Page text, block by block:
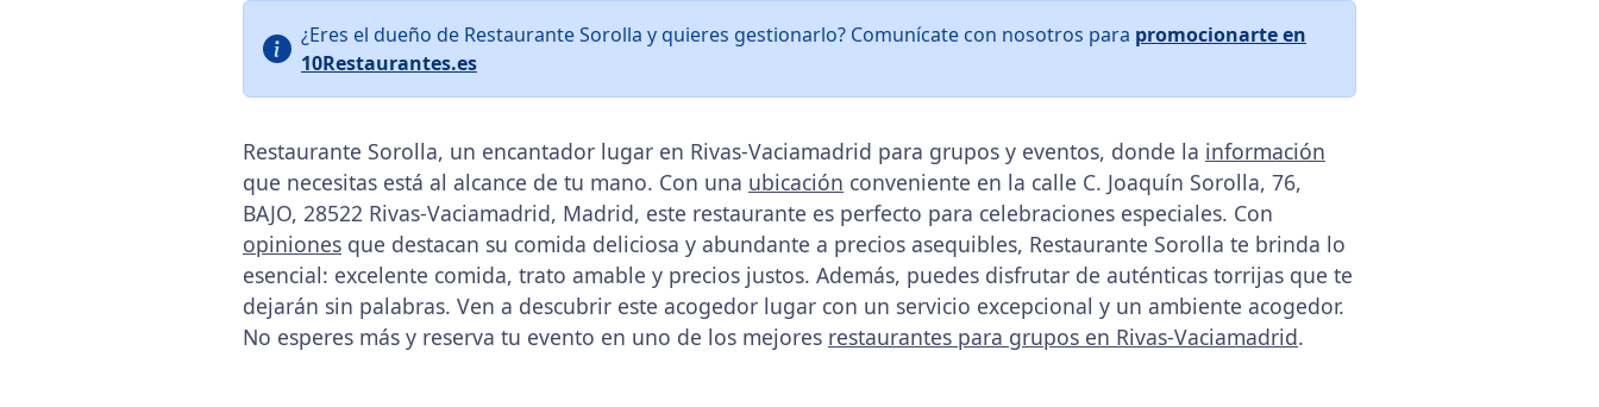
¿Eres el dueño de Restaurante Sorolla y quieres gestionarlo? Comunícate con nosotros para promocionarte en
10Restaurantes.es
Restaurante Sorolla, un encantador lugar en Rivas-Vaciamadrid para grupos y eventos, donde la información
que necesitas está al alcance de tu mano. Con una ubicación conveniente en la calle C. Joaquín Sorolla, 76,
BAJO, 28522 Rivas-Vaciamadrid, Madrid, este restaurante es perfecto para celebraciones especiales. Con
opiniones que destacan su comida deliciosa y abundante a precios asequibles, Restaurante Sorolla te brinda lo
esencial: excelente comida, trato amable y precios justos. Además, puedes disfrutar de auténticas torrijas que te
dejarán sin palabras. Ven a descubrir este acogedor lugar con un servicio excepcional y un ambiente acogedor.
No esperes más y reserva tu evento en uno de los mejores restaurantes para grupos en Rivas-Vaciamadrid.